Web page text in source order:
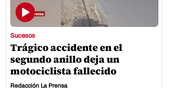
Sucesos
Trágico accidente en el
segundo anillo deja un
motociclista fallecido
Redacción La Prensa